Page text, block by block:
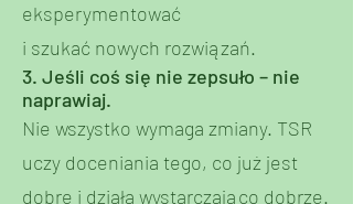
eksperymentować
i szukać nowych rozwiązań.
3. Jeśli coś się nie zepsuło – nie
naprawiaj.
Nie wszystko wymaga zmiany. TSR
uczy doceniania tego, co już jest
dobre i działa wystarczająco dobrze.